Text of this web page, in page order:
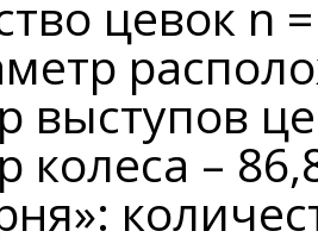
цевок n
выступов
колеса –